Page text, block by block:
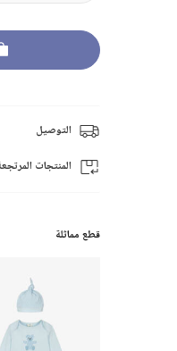
التوصيل
المنتجات
قطع مماثلة